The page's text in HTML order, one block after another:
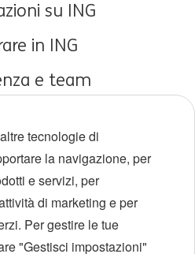
su ING
in ING
e team
e inclusione
Sedi
tecnologie di
la navigazione, per
e servizi, per
di marketing e per
Per gestire le tue
"Gestisci impostazioni"